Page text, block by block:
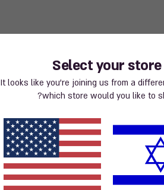
Select your store
It looks like you’re joining us from a
which store would you like to